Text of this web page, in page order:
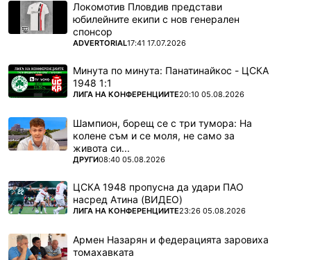
Локомотив Пловдив представи
юбилейните екипи с нов генерален
спонсор
ПОВЕЧЕ ОТ
ADVERTORIAL17:41 17.07.2026
Минута по минута: Панатинайкос - ЦСКА
1948 1:1
ПОВЕЧЕ ОТ
ЛИГА НА КОНФЕРЕНЦИИТЕ20:10 05.08.2026
Шампион, борещ се с три тумора: На
колене съм и се моля, не само за
живота си...
ПОВЕЧЕ ОТ
ДРУГИ08:40 05.08.2026
ЦСКА 1948 пропусна да удари ПАО
насред Атина (ВИДЕО)
ПОВЕЧЕ ОТ
ЛИГА НА КОНФЕРЕНЦИИТЕ23:26 05.08.2026
Армен Назарян и федерацията заровиха
томахавката